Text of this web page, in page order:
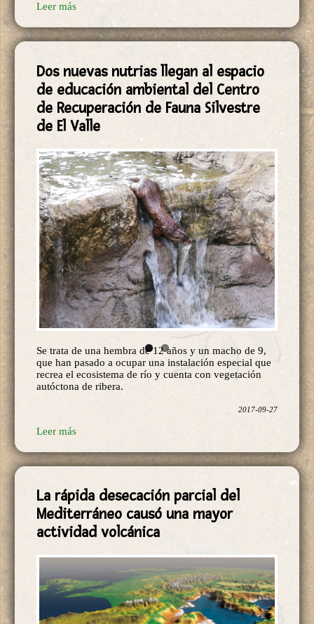
Dos nuevas nutrias llegan al espacio
de educación ambiental del Centro
de Recuperación de Fauna Silvestre
Se trata de una hembra de 12 años y un macho de 9,
que han pasado a ocupar una instalación especial que
recrea el ecosistema de río y cuenta con vegetación
autóctona de ribera.
2017-09-27
Leer más
La rápida desecación parcial del
Mediterráneo causó una mayor
actividad volcánica